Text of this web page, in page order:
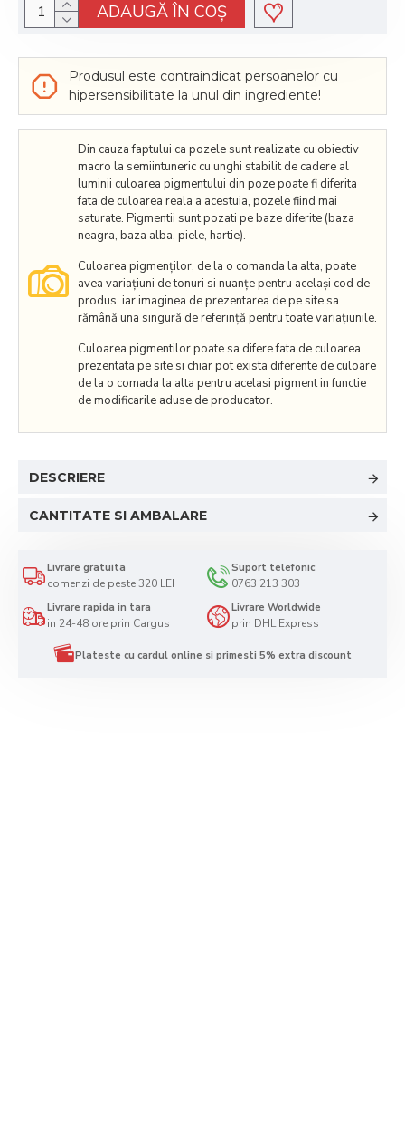
ADAUGĂ ÎN COŞ
Din cauza faptului ca pozele sunt realizate cu obiectiv
macro la semiintuneric cu unghi stabilit de cadere al
luminii culoarea pigmentului din poze poate fi diferita
fata de culoarea reala a acestuia, pozele fiind mai
saturate. Pigmentii sunt pozati pe baze diferite (baza
neagra, baza alba, piele, hartie).
Culoarea pigmenților, de la o comanda la alta, poate
avea variațiuni de tonuri si nuanțe pentru același cod de
produs, iar imaginea de prezentarea de pe site sa
rămână una singură de referință pentru toate variațiunile.
Culoarea pigmentilor poate sa difere fata de culoarea
prezentata pe site si chiar pot exista diferente de culoare
de la o comada la alta pentru acelasi pigment in functie
de modificarile aduse de producator.
Produsul este contraindicat persoanelor cu
hipersensibilitate la unul din ingrediente!
Livrare gratuita
comenzi de peste 320 LEI
Suport telefonic
0763 213 303
Livrare rapida in tara
in 24-48 ore prin Cargus
Livrare Worldwide
prin DHL Express
Plateste cu cardul online si primesti 5% extra discount
DESCRIERE
CANTITATE SI AMBALARE